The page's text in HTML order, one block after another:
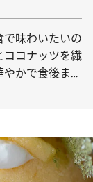
で味わいたいの
ココナッツを繊
かで食後まで